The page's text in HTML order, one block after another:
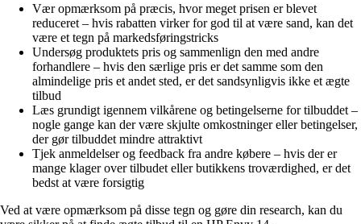
Vær opmærksom på præcis, hvor meget prisen er blevet
reduceret – hvis rabatten virker for god til at være sand, kan det
være et tegn på markedsføringstricks
Undersøg produktets pris og sammenlign den med andre
forhandlere – hvis den særlige pris er det samme som den
almindelige pris et andet sted, er det sandsynligvis ikke et ægte
tilbud
Læs grundigt igennem vilkårene og betingelserne for tilbuddet –
nogle gange kan der være skjulte omkostninger eller betingelser,
der gør tilbuddet mindre attraktivt
Tjek anmeldelser og feedback fra andre købere – hvis der er
mange klager over tilbudet eller butikkens troværdighed, er det
bedst at være forsigtig
Ved at være opmærksom på disse tegn og gøre din research, kan du